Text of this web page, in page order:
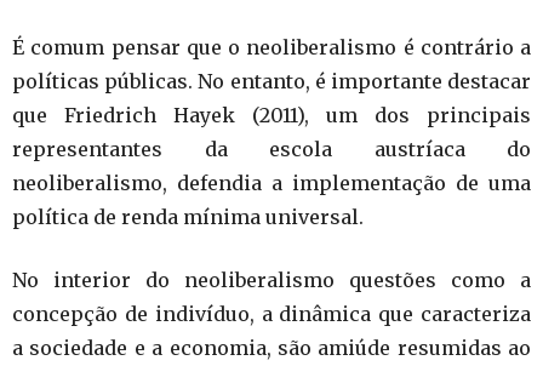
É comum pensar que o neoliberalismo é contrário a
políticas públicas. No entanto, é importante destacar
que Friedrich Hayek (2011), um dos principais
representantes da escola austríaca do
neoliberalismo, defendia a implementação de uma
política de renda mínima universal.
No interior do neoliberalismo questões como a
concepção de indivíduo, a dinâmica que caracteriza
a sociedade e a economia, são amiúde resumidas ao